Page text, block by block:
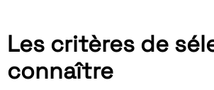
Les critères de
connaître